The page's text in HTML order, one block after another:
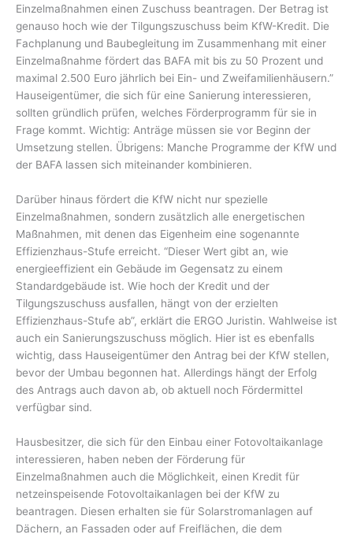
Einzelmaßnahmen einen Zuschuss beantragen. Der Betrag ist
genauso hoch wie der Tilgungszuschuss beim KfW-Kredit. Die
Fachplanung und Baubegleitung im Zusammenhang mit einer
Einzelmaßnahme fördert das BAFA mit bis zu 50 Prozent und
maximal 2.500 Euro jährlich bei Ein- und Zweifamilienhäusern.”
Hauseigentümer, die sich für eine Sanierung interessieren,
sollten gründlich prüfen, welches Förderprogramm für sie in
Frage kommt. Wichtig: Anträge müssen sie vor Beginn der
Umsetzung stellen. Übrigens: Manche Programme der KfW und
der BAFA lassen sich miteinander kombinieren.
Darüber hinaus fördert die KfW nicht nur spezielle
Einzelmaßnahmen, sondern zusätzlich alle energetischen
Maßnahmen, mit denen das Eigenheim eine sogenannte
Effizienzhaus-Stufe erreicht. “Dieser Wert gibt an, wie
energieeffizient ein Gebäude im Gegensatz zu einem
Standardgebäude ist. Wie hoch der Kredit und der
Tilgungszuschuss ausfallen, hängt von der erzielten
Effizienzhaus-Stufe ab”, erklärt die ERGO Juristin. Wahlweise ist
auch ein Sanierungszuschuss möglich. Hier ist es ebenfalls
wichtig, dass Hauseigentümer den Antrag bei der KfW stellen,
bevor der Umbau begonnen hat. Allerdings hängt der Erfolg
des Antrags auch davon ab, ob aktuell noch Fördermittel
verfügbar sind.
Hausbesitzer, die sich für den Einbau einer Fotovoltaikanlage
interessieren, haben neben der Förderung für
Einzelmaßnahmen auch die Möglichkeit, einen Kredit für
netzeinspeisende Fotovoltaikanlagen bei der KfW zu
beantragen. Diesen erhalten sie für Solarstromanlagen auf
Dächern, an Fassaden oder auf Freiflächen, die dem